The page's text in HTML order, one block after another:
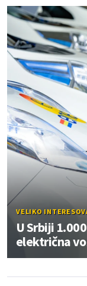
VELIKO
U Srbiji
električna